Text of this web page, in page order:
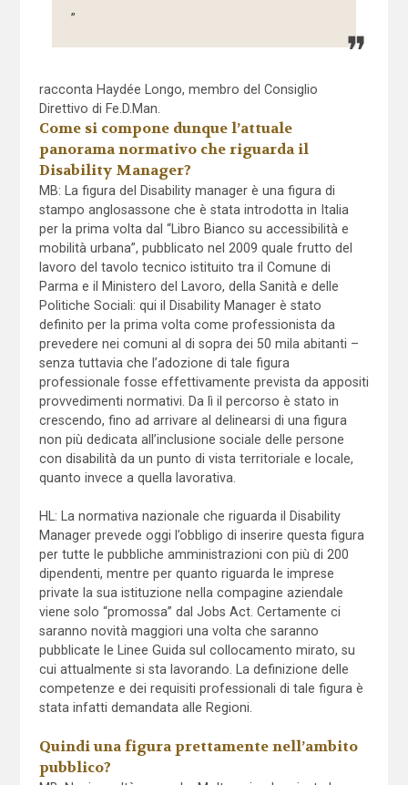
”
racconta Haydée Longo, membro del Consiglio
Direttivo di Fe.D.Man.
Come si compone dunque l’attuale
panorama normativo che riguarda il
Disability Manager?
MB: La figura del Disability manager è una figura di
stampo anglosassone che è stata introdotta in Italia
per la prima volta dal “Libro Bianco su accessibilità e
mobilità urbana”, pubblicato nel 2009 quale frutto del
lavoro del tavolo tecnico istituito tra il Comune di
Parma e il Ministero del Lavoro, della Sanità e delle
Politiche Sociali: qui il Disability Manager è stato
definito per la prima volta come professionista da
prevedere nei comuni al di sopra dei 50 mila abitanti –
senza tuttavia che l’adozione di tale figura
professionale fosse effettivamente prevista da appositi
provvedimenti normativi. Da lì il percorso è stato in
crescendo, fino ad arrivare al delinearsi di una figura
non più dedicata all’inclusione sociale delle persone
con disabilità da un punto di vista territoriale e locale,
quanto invece a quella lavorativa.
HL: La normativa nazionale che riguarda il Disability
Manager prevede oggi l’obbligo di inserire questa figura
per tutte le pubbliche amministrazioni con più di 200
dipendenti, mentre per quanto riguarda le imprese
private la sua istituzione nella compagine aziendale
viene solo “promossa” dal Jobs Act. Certamente ci
saranno novità maggiori una volta che saranno
pubblicate le Linee Guida sul collocamento mirato, su
cui attualmente si sta lavorando. La definizione delle
competenze e dei requisiti professionali di tale figura è
stata infatti demandata alle Regioni.
Quindi una figura prettamente nell’ambito
pubblico?